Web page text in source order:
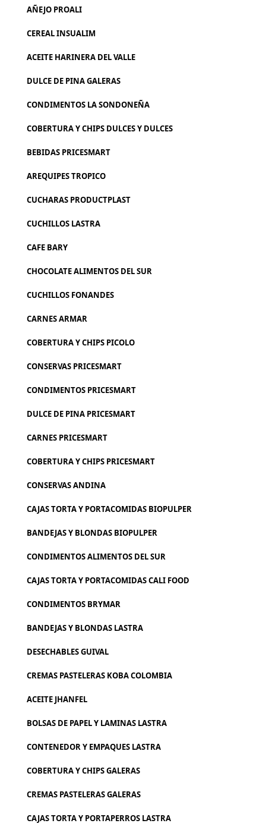
AÑEJO PROALI
CEREAL INSUALIM
ACEITE HARINERA DEL VALLE
DULCE DE PINA GALERAS
CONDIMENTOS LA SONDONEÑA
COBERTURA Y CHIPS DULCES Y DULCES
BEBIDAS PRICESMART
AREQUIPES TROPICO
CUCHARAS PRODUCTPLAST
CUCHILLOS LASTRA
CAFE BARY
CHOCOLATE ALIMENTOS DEL SUR
CUCHILLOS FONANDES
CARNES ARMAR
COBERTURA Y CHIPS PICOLO
CONSERVAS PRICESMART
CONDIMENTOS PRICESMART
DULCE DE PINA PRICESMART
CARNES PRICESMART
COBERTURA Y CHIPS PRICESMART
CONSERVAS ANDINA
CAJAS TORTA Y PORTACOMIDAS BIOPULPER
BANDEJAS Y BLONDAS BIOPULPER
CONDIMENTOS ALIMENTOS DEL SUR
CAJAS TORTA Y PORTACOMIDAS CALI FOOD
CONDIMENTOS BRYMAR
BANDEJAS Y BLONDAS LASTRA
DESECHABLES GUIVAL
CREMAS PASTELERAS KOBA COLOMBIA
ACEITE JHANFEL
BOLSAS DE PAPEL Y LAMINAS LASTRA
CONTENEDOR Y EMPAQUES LASTRA
COBERTURA Y CHIPS GALERAS
CREMAS PASTELERAS GALERAS
CAJAS TORTA Y PORTAPERROS LASTRA